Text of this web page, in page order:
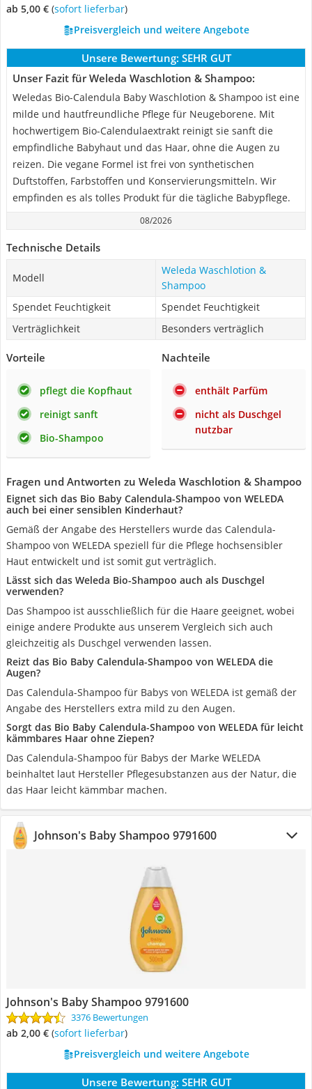
ab 5,00 € ( Sofort lieferbar)
Preisvergleich und weitere Angebote
Unsere Bewertung: SEHR GUT
Unser Fazit für Weleda Waschlotion & Shampoo:
Weledas Bio-Calendula Baby Waschlotion & Shampoo ist eine
milde und hautfreundliche Pflege für Neugeborene. Mit
hochwertigem Bio-Calendulaextrakt reinigt sie sanft die
empfindliche Babyhaut und das Haar, ohne die Augen zu
reizen. Die vegane Formel ist frei von synthetischen
Duftstoffen, Farbstoffen und Konservierungsmitteln. Wir
empfinden es als tolles Produkt für die tägliche Babypflege.
08/2026
Technische Details
Modell
Weleda Waschlotion &
Shampoo
Spendet Feuchtigkeit
Spendet Feuchtigkeit
Verträglichkeit
Besonders verträglich
Vorteile
pflegt die Kopfhaut
reinigt sanft
Bio-Shampoo
Nachteile
enthält Parfüm
nicht als Duschgel
nutzbar
Fragen und Antworten zu Weleda Waschlotion & Shampoo
Eignet sich das Bio Baby Calendula-Shampoo von WELEDA
auch bei einer sensiblen Kinderhaut?
Gemäß der Angabe des Herstellers wurde das Calendula-
Shampoo von WELEDA speziell für die Pflege hochsensibler
Haut entwickelt und ist somit gut verträglich.
Lässt sich das Weleda Bio-Shampoo auch als Duschgel
verwenden?
Das Shampoo ist ausschließlich für die Haare geeignet, wobei
einige andere Produkte aus unserem Vergleich sich auch
gleichzeitig als Duschgel verwenden lassen.
Reizt das Bio Baby Calendula-Shampoo von WELEDA die
Augen?
Das Calendula-Shampoo für Babys von WELEDA ist gemäß der
Angabe des Herstellers extra mild zu den Augen.
Sorgt das Bio Baby Calendula-Shampoo von WELEDA für leicht
kämmbares Haar ohne Ziepen?
Das Calendula-Shampoo für Babys der Marke WELEDA
beinhaltet laut Hersteller Pflegesubstanzen aus der Natur, die
das Haar leicht kämmbar machen.
Johnson's Baby Shampoo 9791600
Johnson's Baby Shampoo 9791600
3376 Bewertungen
ab 2,00 € ( Sofort lieferbar)
Preisvergleich und weitere Angebote
Unsere Bewertung: SEHR GUT